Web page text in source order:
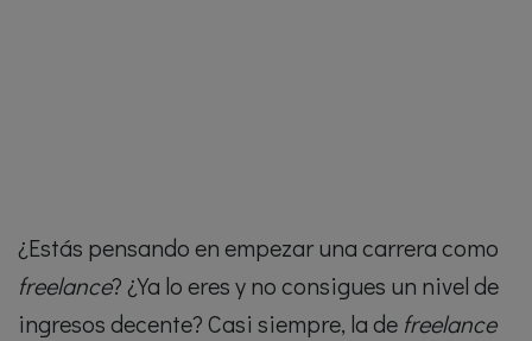
¿Estás pensando en empezar una carrera como
freelance? ¿Ya lo eres y no consigues un nivel de
ingresos decente? Casi siempre, la de freelance